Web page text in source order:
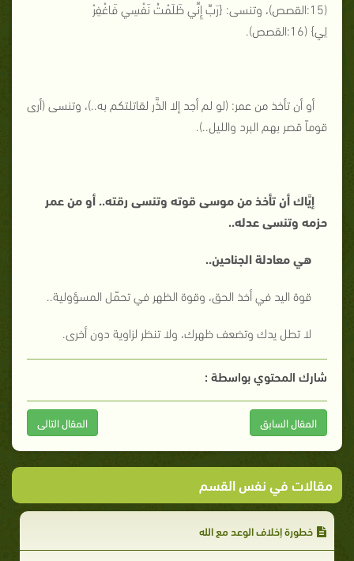
(15:القصص)، وتنسى: {
رَبِّ إِنِّي ظَلَمْتُ نَفْسِي فَاغْفِرْ
لِي} (16:القصص).
أو أن تأخذ من عمر: (لو لم أجد إلا الذَّر لقاتلتكم به..)، وتنسى (أرى
قوماً قصر بهم البرد والليل..).
إيَّاك أن تأخذ من موسى قوته وتنسى رقته.. أو من عمر
حزمه وتنسى عدله..
هي معادلة الجناحين..
قوة اليد في أخذ الحق، وقوة الظهر في تحمّل المسؤولية..
لا تطل يدك وتضعف ظهرك، ولا تنظر لزاوية دون أخرى.
شارك المحتوي بواسطة :
المقال السابق المقال التالى
مقالات في نفس القسم
خطورة إخلاف الوعد مع الله